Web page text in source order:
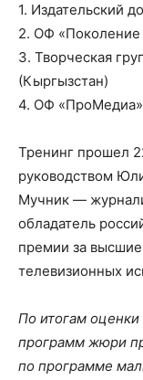
1. Издательский
2. ОФ «Поколение
3. Творческая
(Кыргызстан)
4. ОФ
Тренинг прошел
руководством
Мучник —
обладатель
премии за
телевизионных
По итогам
программ жюри
по программе